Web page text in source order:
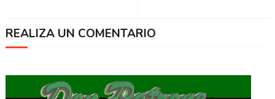
REALIZA UN COMENTARIO